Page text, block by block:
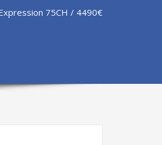
75CH / 4490€